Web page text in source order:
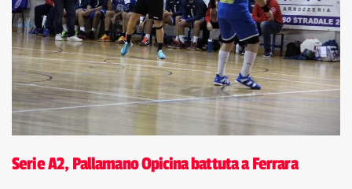
Serie A2, Pallamano Opicina battuta a Ferrara